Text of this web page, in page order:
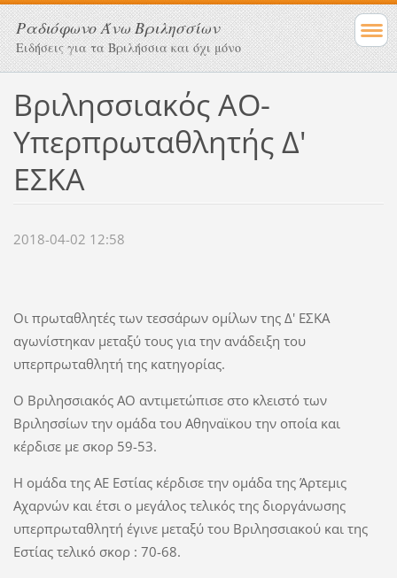
Ραδιόφωνο Άνω Βριλησσίων
Ειδήσεις για τα Βριλήσσια και όχι μόνο
Βριλησσιακός ΑΟ-
Υπερπρωταθλητής Δ'
ΕΣΚΑ
2018-04-02 12:58
Οι πρωταθλητές των τεσσάρων ομίλων της Δ' ΕΣΚΑ
αγωνίστηκαν μεταξύ τους για την ανάδειξη του
υπερπρωταθλητή της κατηγορίας.
Ο Βριλησσιακός ΑΟ αντιμετώπισε στο κλειστό των
Βριλησσίων την ομάδα του Αθηναϊκου την οποία και
κέρδισε με σκορ 59-53.
Η ομάδα της ΑΕ Εστίας κέρδισε την ομάδα της Άρτεμις
Αχαρνών και έτσι ο μεγάλος τελικός της διοργάνωσης
υπερπρωταθλητή έγινε μεταξύ του Βριλησσιακού και της
Εστίας τελικό σκορ : 70-68.